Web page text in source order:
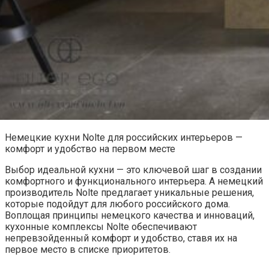
Немецкие кухни Nolte для российских интерьеров —
комфорт и удобство на первом месте
Выбор идеальной кухни — это ключевой шаг в создании
комфортного и функционального интерьера. А немецкий
производитель Nolte предлагает уникальные решения,
которые подойдут для любого российского дома.
Воплощая принципы немецкого качества и инноваций,
кухонные комплексы Nolte обеспечивают
непревзойденный комфорт и удобство, ставя их на
первое место в списке приоритетов.